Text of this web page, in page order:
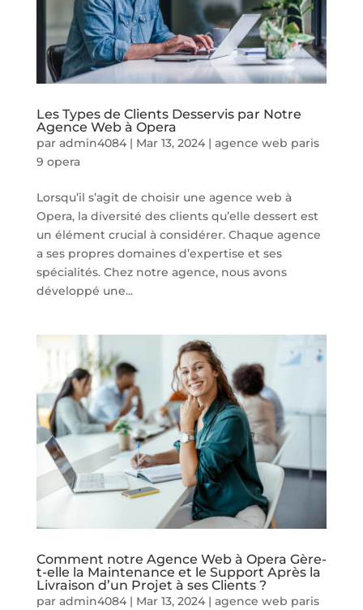
Les Types de Clients Desservis par Notre
Agence Web à Opera
par admin4084| Mar 13, 2024| agence web paris
9 opera
Lorsqu’il s’agit de choisir une agence web à
Opera, la diversité des clients qu’elle dessert est
un élément crucial à considérer. Chaque agence
a ses propres domaines d’expertise et ses
spécialités. Chez notre agence, nous avons
développé une...
Comment notre Agence Web à Opera Gère-
t-elle la Maintenance et le Support Après la
Livraison d’un Projet à ses Clients ?
par admin4084| Mar 13, 2024| agence web paris